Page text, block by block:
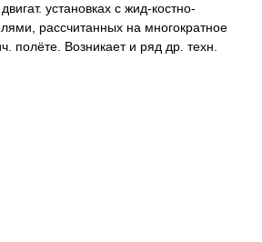
установках с жид-костно-
рассчитанных на многократное
полёте. Возникает и ряд др. техн.